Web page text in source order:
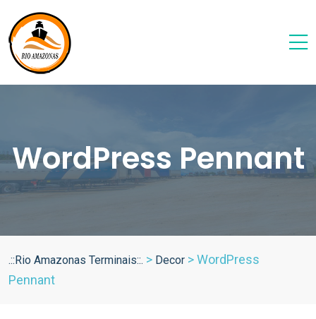
WordPress Pennant
.::Rio Amazonas Terminais::. > Decor >WordPress
Pennant